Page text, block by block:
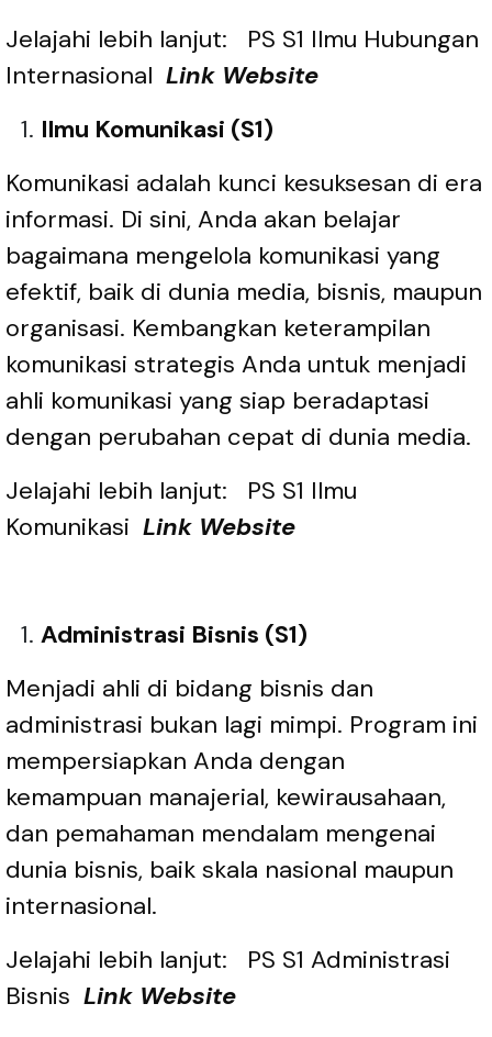
Jelajahi lebih lanjut:
PS S1 Ilmu Hubungan
Internasional Link Website
Ilmu Komunikasi (S1)
Komunikasi adalah kunci kesuksesan di era
informasi. Di sini, Anda akan belajar
bagaimana mengelola komunikasi yang
efektif, baik di dunia media, bisnis, maupun
organisasi. Kembangkan keterampilan
komunikasi strategis Anda untuk menjadi
ahli komunikasi yang siap beradaptasi
dengan perubahan cepat di dunia media.
Jelajahi lebih lanjut:
PS S1 Ilmu
Komunikasi Link Website
Administrasi Bisnis (S1)
Menjadi ahli di bidang bisnis dan
administrasi bukan lagi mimpi. Program ini
mempersiapkan Anda dengan
kemampuan manajerial, kewirausahaan,
dan pemahaman mendalam mengenai
dunia bisnis, baik skala nasional maupun
internasional.
Jelajahi lebih lanjut:
PS S1 Administrasi
Bisnis Link Website